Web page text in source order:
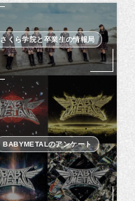
さくら学院と卒業生の情報局
BABYMETALのアンケート